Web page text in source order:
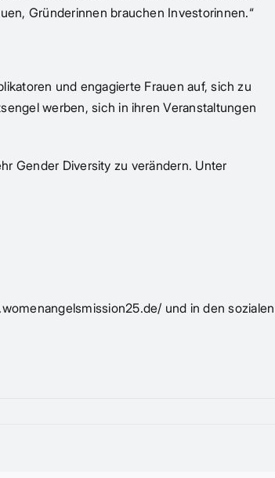
Gründerinnen brauchen Investorinnen.“
und engagierte Frauen auf, sich zu
werben, sich in ihren Veranstaltungen
Gender Diversity zu verändern. Unter
und in den sozialen